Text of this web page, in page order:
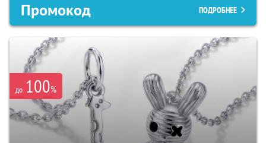
Промокод ПОДРОБНЕЕ
до 100%